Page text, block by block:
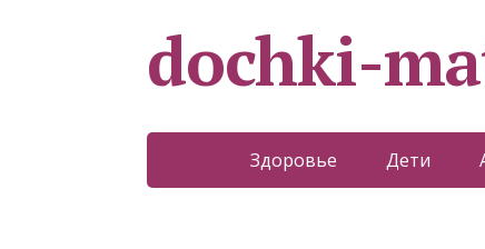
dochki-
Здоровье Дети